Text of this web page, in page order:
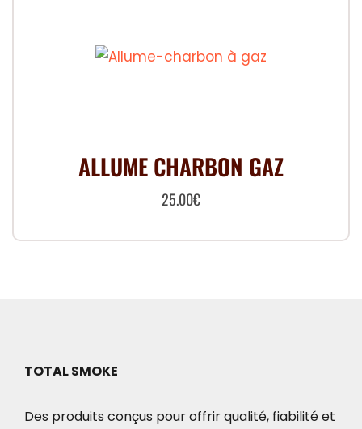
ALLUME CHARBON GAZ
25.00€
TOTAL SMOKE
Des produits conçus pour offrir qualité, fiabilité et